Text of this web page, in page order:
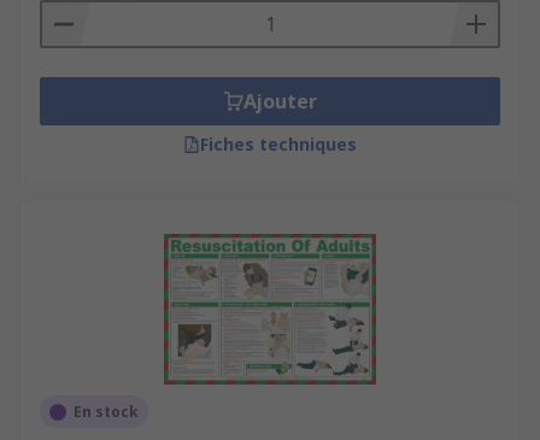
Ajouter
Fiches techniques
En stock